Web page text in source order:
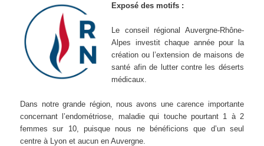
Exposé des motifs :
Le conseil régional Auvergne-Rhône-
Alpes investit chaque année pour la
création ou l’extension de maisons de
santé afin de lutter contre les déserts
médicaux.
Dans notre grande région, nous avons une carence importante
concernant l’endométriose, maladie qui touche pourtant 1 à 2
femmes sur 10, puisque nous ne bénéficions que d’un seul
centre à Lyon et aucun en Auvergne.